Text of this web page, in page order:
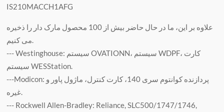
IS210MACCH1AFG
علاوه بر این، ما در حال حاضر بیش از 100 محصول مارک دار را ذخیره
می کنیم.
--- Westinghouse: سیستم OVATIONN، سیستم WDPF، کارت
سیستم WESStation.
---Modicon: پردازنده کوانتوم سری 140، کارت کنترل، ماژول پاور و
غیره.
--- Rockwell Allen-Bradley: Reliance, SLC500/1747/1746,